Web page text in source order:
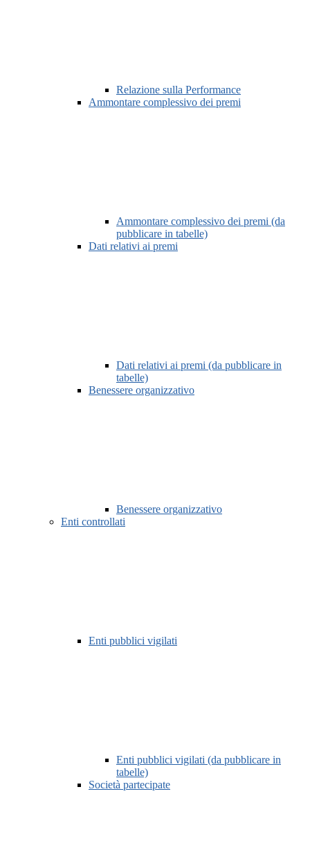
Relazione sulla Performance
Ammontare complessivo dei premi
Ammontare complessivo dei premi (da
pubblicare in tabelle)
Dati relativi ai premi
Dati relativi ai premi (da pubblicare in
tabelle)
Benessere organizzativo
Benessere organizzativo
Enti controllati
Enti pubblici vigilati
Enti pubblici vigilati (da pubblicare in
tabelle)
Società partecipate